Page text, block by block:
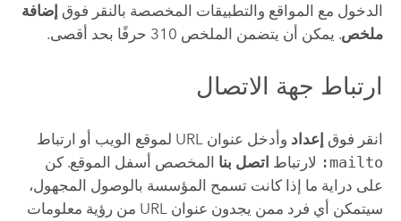
الدخول مع المواقع والتطبيقات المخصصة بالنقر فوق إضافة
ملخص. يمكن أن يتضمن الملخص 310 حرفًا بحد أقصى.
ارتباط جهة الاتصال
انقر فوق إعداد وأدخل عنوان URL لموقع الويب أو ارتباط
mailto:
لارتباط اتصل بنا المخصص أسفل الموقع. كن
على دراية ما إذا كانت تسمح المؤسسة بالوصول المجهول،
سيتمكن أي فرد ممن يجدون عنوان URL من رؤية معلومات